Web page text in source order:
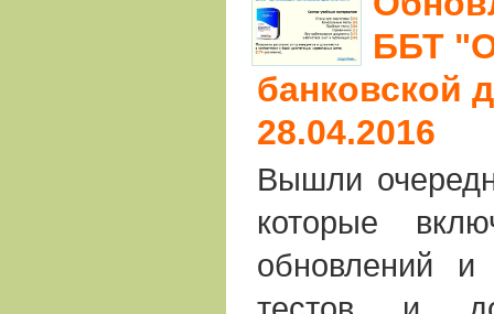
ББТ
банковской
28.04.2016
Вышли
которые
обновлений и